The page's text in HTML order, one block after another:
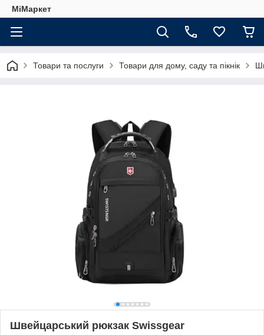
МіМаркет
Товари та послуги Товари для дому, саду та пікнік
Швейцарський рюкзак Swissgear